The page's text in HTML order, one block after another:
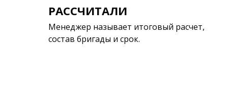
РАССЧИТАЛИ
Менеджер называет итоговый расчет,
состав бригады и срок.